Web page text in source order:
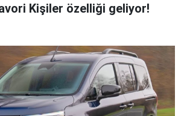
Kişiler özelliği geliyor!